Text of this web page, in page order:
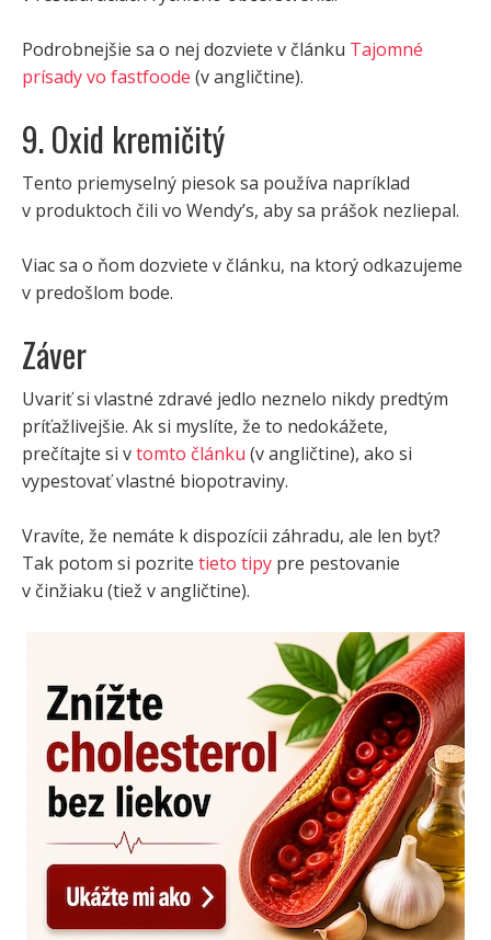
Podrobnejšie sa o nej dozviete v článku Tajomné
prísady vo fastfoode (v angličtine).
9. Oxid kremičitý
Tento priemyselný piesok sa používa napríklad
v produktoch čili vo Wendy’s, aby sa prášok nezliepal.
Viac sa o ňom dozviete v článku, na ktorý odkazujeme
v predošlom bode.
Záver
Uvariť si vlastné zdravé jedlo neznelo nikdy predtým
príťažlivejšie. Ak si myslíte, že to nedokážete,
prečítajte si vtomto článku (v angličtine), ako si
vypestovať vlastné biopotraviny.
Vravíte, že nemáte k dispozícii záhradu, ale len byt?
Tak potom si pozrite tieto tipy pre pestovanie
v činžiaku (tiež v angličtine).